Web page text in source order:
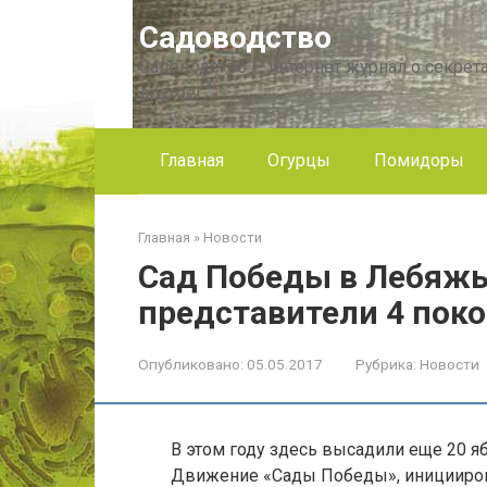
Садоводство
Садоводство — интернет журнал о
другое!
Главная Огурцы Помидоры
Главная » Новости
Сад Победы в
представители 4
Опубликовано: 05.05.2017 Рубрика: Новости
В этом году здесь высадили еще 20
Движение «Сады Победы»,